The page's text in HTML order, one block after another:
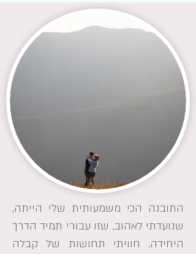
מספרת
התובנה הכי משמעותית שלי הייתה,
שנועדתי לאהוב, שזו עבורי תמיד הדרך
היחידה. חוויתי תחושות של קבלה